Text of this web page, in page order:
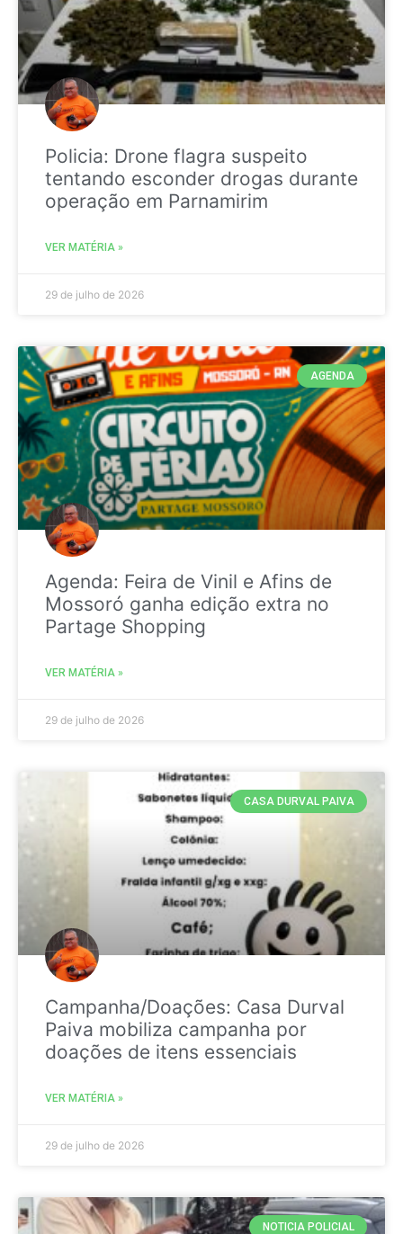
Policia: Drone flagra suspeito
tentando esconder drogas durante
operação em Parnamirim
VER MATÉRIA »
29 de julho de 2026
AGENDA
Agenda: Feira de Vinil e Afins de
Mossoró ganha edição extra no
Partage Shopping
VER MATÉRIA »
29 de julho de 2026
CASA DURVAL PAIVA
Campanha/Doações: Casa Durval
Paiva mobiliza campanha por
doações de itens essenciais
VER MATÉRIA »
29 de julho de 2026
NOTICIA POLICIAL